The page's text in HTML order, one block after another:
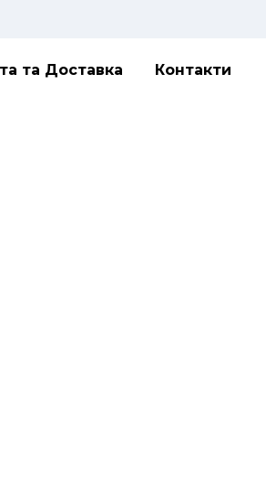
та Доставка Контакти